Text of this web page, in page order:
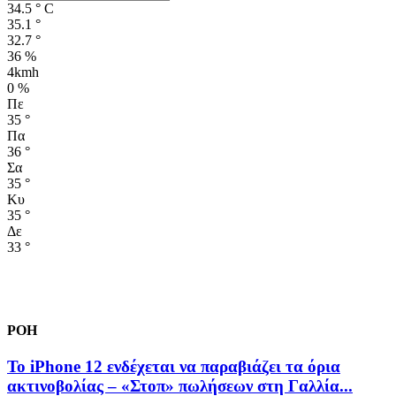
34.5 ° C
35.1 °
32.7 °
36 %
4kmh
0 %
Πε
35 °
Πα
36 °
Σα
35 °
Κυ
35 °
Δε
33 °
ΡΟΗ
Το iPhone 12 ενδέχεται να παραβιάζει τα όρια
ακτινοβολίας – «Στοπ» πωλήσεων στη Γαλλία...